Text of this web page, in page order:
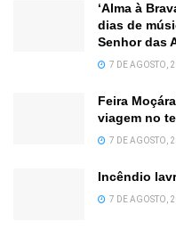
‘Alma à
dias de
Senhor das
7 DE AGOSTO,
Feira
viagem no
7 DE AGOSTO,
Incêndio
7 DE AGOSTO,